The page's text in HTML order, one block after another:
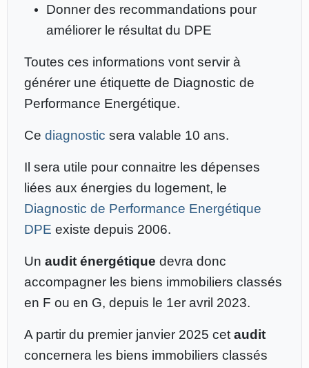
Donner des recommandations pour
améliorer le résultat du DPE
Toutes ces informations vont servir à
générer une étiquette de Diagnostic de
Performance Energétique.
Ce diagnostic sera valable 10 ans.
Il sera utile pour connaitre les dépenses
liées aux énergies du logement, le
Diagnostic de Performance Energétique
DPE existe depuis 2006.
Un audit énergétique devra donc
accompagner les biens immobiliers classés
en F ou en G, depuis le 1er avril 2023.
A partir du premier janvier 2025 cet audit
concernera les biens immobiliers classés